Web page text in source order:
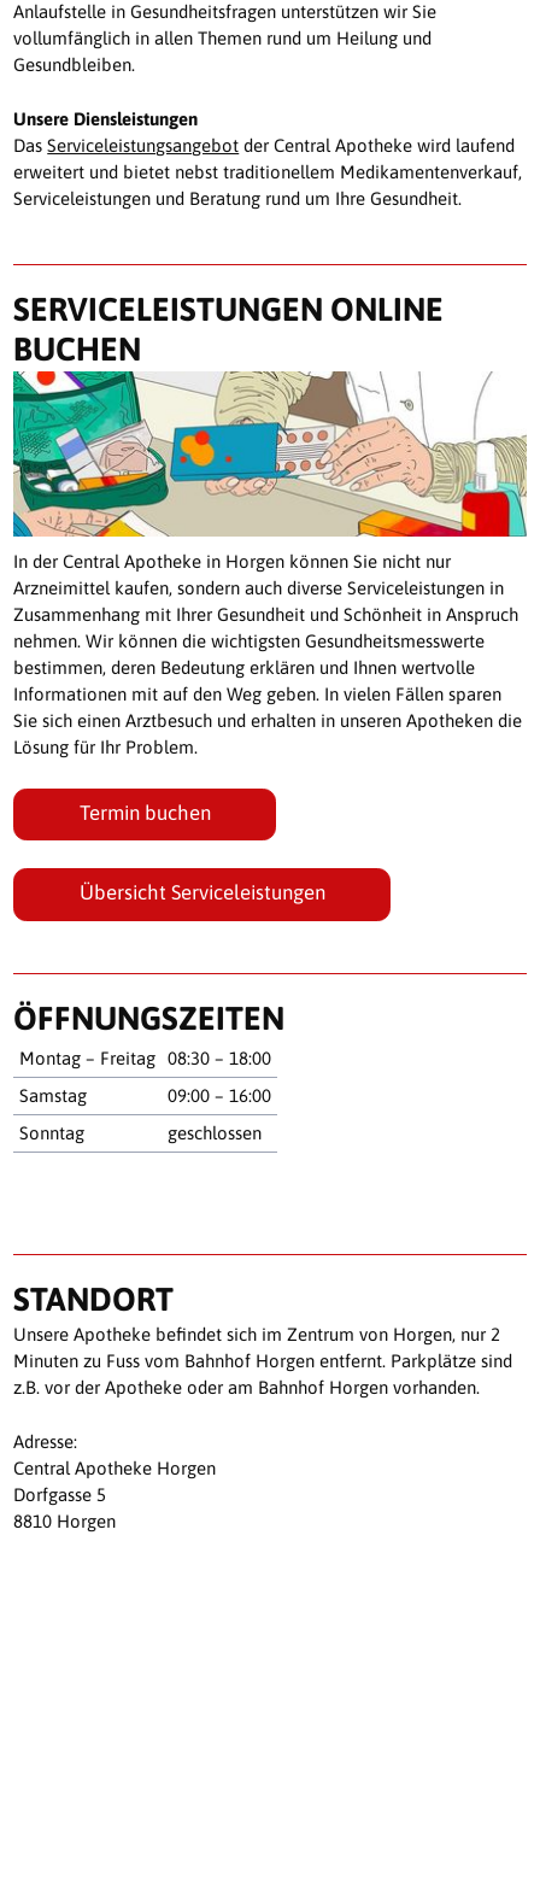
Anlaufstelle in Gesundheitsfragen unterstützen wir Sie
vollumfänglich in allen Themen rund um Heilung und
Gesundbleiben.
Unsere Diensleistungen
DasServiceleistungsangebot der Central Apotheke wird laufend
erweitert und bietet nebst traditionellem Medikamentenverkauf,
Serviceleistungen und Beratung rund um Ihre Gesundheit.
SERVICELEISTUNGEN ONLINE
BUCHEN
In der Central Apotheke in Horgen können Sie nicht nur
Arzneimittel kaufen, sondern auch diverse Serviceleistungen in
Zusammenhang mit Ihrer Gesundheit und Schönheit in Anspruch
nehmen. Wir können die wichtigsten Gesundheitsmesswerte
bestimmen, deren Bedeutung erklären und Ihnen wertvolle
Informationen mit auf den Weg geben. In vielen Fällen sparen
Sie sich einen Arztbesuch und erhalten in unseren Apotheken die
Lösung für Ihr Problem.
Termin buchen
Übersicht Serviceleistungen
ÖFFNUNGSZEITEN
Montag – Freitag 08:30 – 18:00
Samstag
09:00 – 16:00
Sonntag
geschlossen
STANDORT
Unsere Apotheke befindet sich im Zentrum von Horgen, nur 2
Minuten zu Fuss vom Bahnhof Horgen entfernt. Parkplätze sind
z.B. vor der Apotheke oder am Bahnhof Horgen vorhanden.
Adresse:
Central Apotheke Horgen
Dorfgasse 5
8810 Horgen